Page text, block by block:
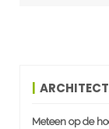
Meteen op de